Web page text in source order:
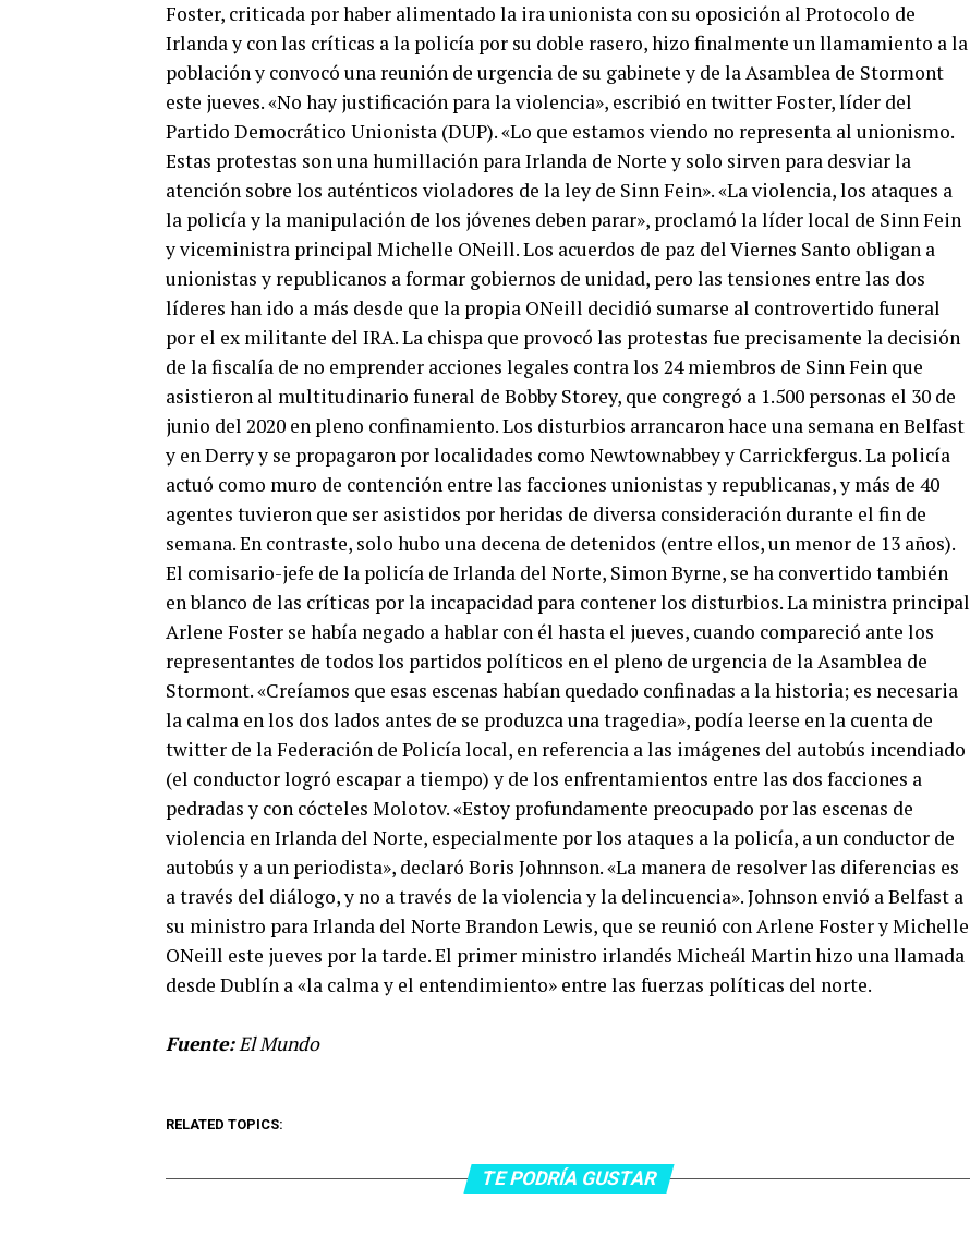
Foster, criticada por haber alimentado la ira unionista con su oposición al Protocolo de
Irlanda y con las críticas a la policía por su doble rasero, hizo finalmente un llamamiento a la
población y convocó una reunión de urgencia de su gabinete y de la Asamblea de Stormont
este jueves. «No hay justificación para la violencia», escribió en twitter Foster, líder del
Partido Democrático Unionista (DUP). «Lo que estamos viendo no representa al unionismo.
Estas protestas son una humillación para Irlanda de Norte y solo sirven para desviar la
atención sobre los auténticos violadores de la ley de Sinn Fein». «La violencia, los ataques a
la policía y la manipulación de los jóvenes deben parar», proclamó la líder local de Sinn Fein
y viceministra principal Michelle ONeill. Los acuerdos de paz del Viernes Santo obligan a
unionistas y republicanos a formar gobiernos de unidad, pero las tensiones entre las dos
líderes han ido a más desde que la propia ONeill decidió sumarse al controvertido funeral
por el ex militante del IRA. La chispa que provocó las protestas fue precisamente la decisión
de la fiscalía de no emprender acciones legales contra los 24 miembros de Sinn Fein que
asistieron al multitudinario funeral de Bobby Storey, que congregó a 1.500 personas el 30 de
junio del 2020 en pleno confinamiento. Los disturbios arrancaron hace una semana en Belfast
y en Derry y se propagaron por localidades como Newtownabbey y Carrickfergus. La policía
actuó como muro de contención entre las facciones unionistas y republicanas, y más de 40
agentes tuvieron que ser asistidos por heridas de diversa consideración durante el fin de
semana. En contraste, solo hubo una decena de detenidos (entre ellos, un menor de 13 años).
El comisario-jefe de la policía de Irlanda del Norte, Simon Byrne, se ha convertido también
en blanco de las críticas por la incapacidad para contener los disturbios. La ministra principal
Arlene Foster se había negado a hablar con él hasta el jueves, cuando compareció ante los
representantes de todos los partidos políticos en el pleno de urgencia de la Asamblea de
Stormont. «Creíamos que esas escenas habían quedado confinadas a la historia; es necesaria
la calma en los dos lados antes de se produzca una tragedia», podía leerse en la cuenta de
twitter de la Federación de Policía local, en referencia a las imágenes del autobús incendiado
(el conductor logró escapar a tiempo) y de los enfrentamientos entre las dos facciones a
pedradas y con cócteles Molotov. «Estoy profundamente preocupado por las escenas de
violencia en Irlanda del Norte, especialmente por los ataques a la policía, a un conductor de
autobús y a un periodista», declaró Boris Johnnson. «La manera de resolver las diferencias es
a través del diálogo, y no a través de la violencia y la delincuencia». Johnson envió a Belfast a
su ministro para Irlanda del Norte Brandon Lewis, que se reunió con Arlene Foster y Michelle
ONeill este jueves por la tarde. El primer ministro irlandés Micheál Martin hizo una llamada
desde Dublín a «la calma y el entendimiento» entre las fuerzas políticas del norte.
Fuente:El Mundo
RELATED TOPICS:
TE PODRÍA GUSTAR